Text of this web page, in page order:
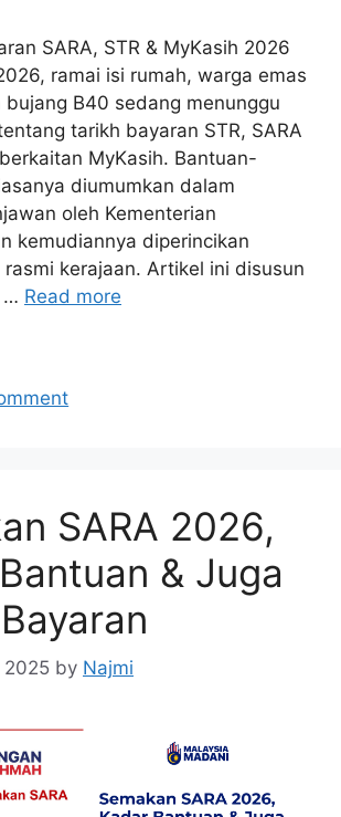
SARA, STR & MyKasih 2026
ramai isi rumah, warga emas
bujang B40 sedang menunggu
tarikh bayaran STR, SARA
MyKasih. Bantuan-
diumumkan dalam
oleh Kementerian
kemudiannya diperincikan
kerajaan. Artikel ini disusun
… Read more
SARA 2026,
& Juga
2025 by Najmi